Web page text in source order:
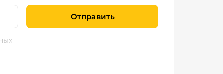
Отправить